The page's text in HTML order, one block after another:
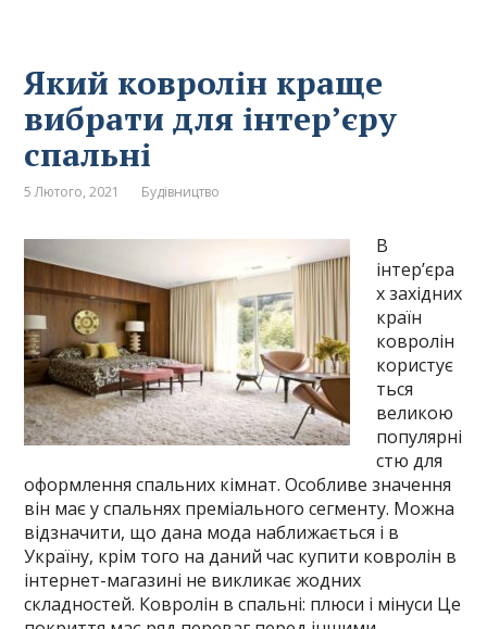
Який ковролін краще
вибрати для інтер’єру
спальні
5 Лютого, 2021 Будівництво
В
інтер’єра
х західних
країн
ковролін
користує
ться
великою
популярні
стю для
оформлення спальних кімнат. Особливе значення
він має у спальнях преміального сегменту. Можна
відзначити, що дана мода наближається і в
Україну, крім того на даний час купити ковролін в
інтернет-магазині не викликає жодних
складностей. Ковролін в спальні: плюси і мінуси Це